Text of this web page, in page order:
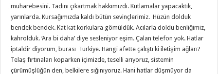
muharebesini. Tadını çıkartmak hakkımızdı. Kutlamalar yapacaktık,
yarınlarda. Kursağımızda kaldı bütün sevinçlerimiz. Hüzün dolduk
bendek bendek. Kat kat korkulara gömüldük. Acılarla doldu benliğimiz,
kahrolduk. ‘Ara bi daha’ diye sesleniyor eşim. Çalan telefon yok. Hatlar
iptaldir diyorum, burası Türkiye. Hangi afette çalıştı ki iletişim ağları?
Telaş fırtınaları koparken içimizde, teselli arıyoruz, sistemin
çürümüşlüğün den, belkilere sığınıyoruz. Hani hatlar düşmüyor da